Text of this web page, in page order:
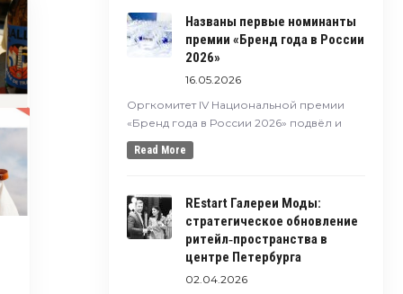
Названы первые номинанты
премии «Бренд года в России
2026»
16.05.2026
Оргкомитет IV Национальной премии
«Бренд года в России 2026» подвёл и
Read More
REstart Галереи Моды:
стратегическое обновление
ритейл‑пространства в
центре Петербурга
02.04.2026